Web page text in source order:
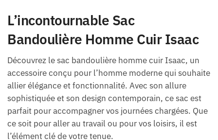
L’incontournable Sac
Bandoulière Homme Cuir Isaac
Découvrez le sac bandoulière homme cuir Isaac, un
accessoire conçu pour l’homme moderne qui souhaite
allier élégance et fonctionnalité. Avec son allure
sophistiquée et son design contemporain, ce sac est
parfait pour accompagner vos journées chargées. Que
ce soit pour aller au travail ou pour vos loisirs, il est
l’élément clé de votre tenue.